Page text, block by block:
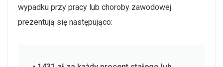
wypadku przy pracy lub choroby zawodowej
prezentują się następująco: